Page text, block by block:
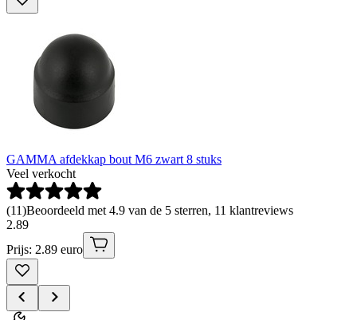
GAMMA afdekkap bout M6 zwart 8 stuks
Veel verkocht
(11)Beoordeeld met 4.9 van de 5 sterren, 11 klantreviews
2.89
Prijs: 2.89 euro